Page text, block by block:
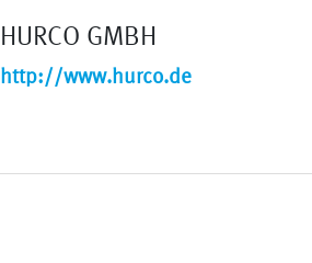
HURCO GMBH
http://www.hurco.de